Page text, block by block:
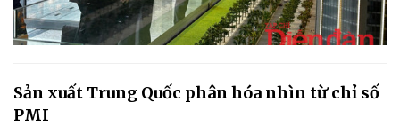
Sản xuất Trung Quốc phân hóa nhìn từ chỉ số
PMI